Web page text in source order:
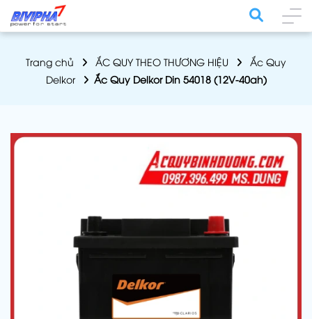
Trang chủ ẮC QUY THEO THƯƠNG HIỆU
Ắc Quy
Delkor
Ắc Quy Delkor Din 54018 (12V-40ah)